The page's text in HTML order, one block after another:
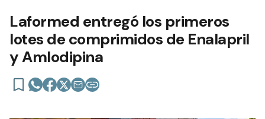
Laformed entregó los primeros
lotes de comprimidos de Enalapril
y Amlodipina